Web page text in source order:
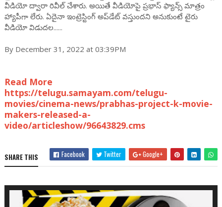
వీడియో ద్వారా రివీల్ చేశారు. అయితే వీడియోపై ప్రభాస్ ఫ్యాన్స్ మాత్రం
హ్యాపీగా లేరు. ఏదైనా ఇంట్రెస్టింగ్‌ అప్‌డేట్ వస్తుందని అనుకుంటే టైరు
వీడియో విడుదల......
By December 31, 2022 at 03:39PM
Read More
https://telugu.samayam.com/telugu-
movies/cinema-news/prabhas-project-k-movie-
makers-released-a-
video/articleshow/96643829.cms
SHARE THIS Facebook Twitter Google+